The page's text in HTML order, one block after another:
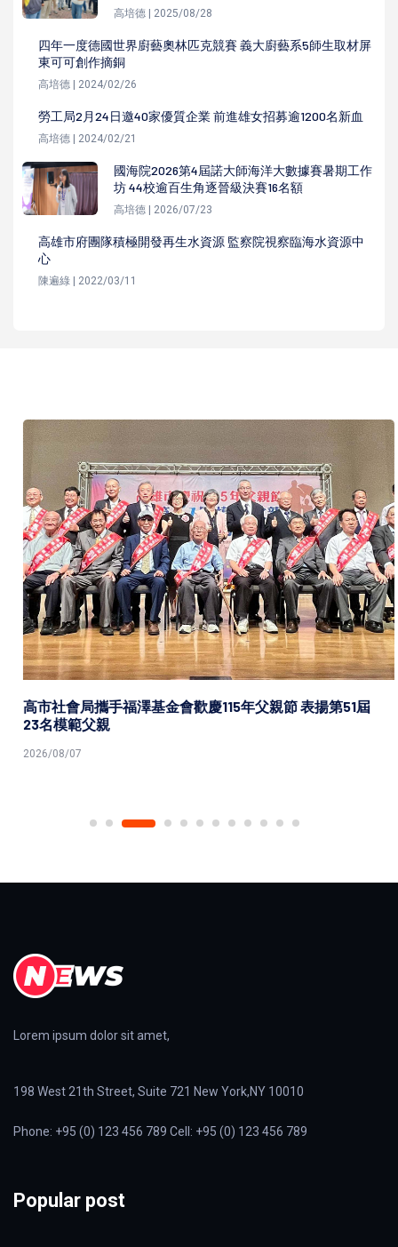
高培德 | 2025/08/28
四年一度德國世界廚藝奧林匹克競賽 義大廚藝系5師生取材屏
東可可創作摘銅
高培德 | 2024/02/26
勞工局2月24日邀40家優質企業 前進雄女招募逾1200名新血
高培德 | 2024/02/21
國海院2026第4屆諾大師海洋大數據賽暑期工作
坊 44校逾百生角逐晉級決賽16名額
高培德 | 2026/07/23
高雄市府團隊積極開發再生水資源 監察院視察臨海水資源中
心
陳遍綠 | 2022/03/11
高市社會局攜手福澤基金會歡慶115年父親節 表揚第51屆
23名模範父親
2026/08/07
Lorem ipsum dolor sit amet,
198 West 21th Street, Suite 721 New York,NY 10010
Phone: +95 (0) 123 456 789 Cell: +95 (0) 123 456 789
Popular post